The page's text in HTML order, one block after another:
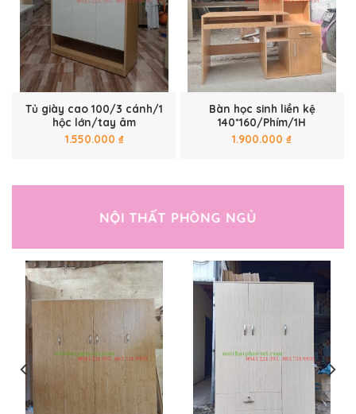
Tủ giày cao 100/3 cánh/1
hộc lớn/tay âm
1.550.000 ₫
Bàn học sinh liền kệ
140*160/Phím/1H
1.900.000 ₫
NỘI THẤT PHÒNG NGỦ